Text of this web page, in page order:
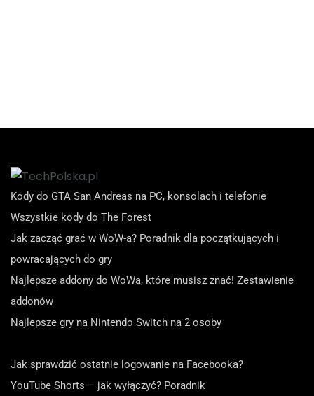
Kody do GTA San Andreas na PC, konsolach i telefonie
Wszystkie kody do The Forest
Jak zacząć grać w WoW-a? Poradnik dla początkujących i
powracających do gry
Najlepsze addony do WoWa, które musisz znać! Zestawienie
addonów
Najlepsze gry na Nintendo Switch na 2 osoby
Jak sprawdzić ostatnie logowanie na Facebooka?
YouTube Shorts – jak wyłączyć? Poradnik